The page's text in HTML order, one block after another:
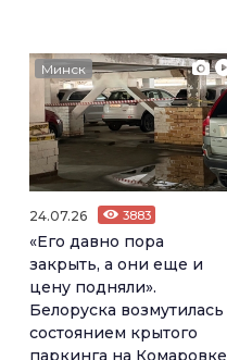
Минск
24.07.26 3883
«Его давно пора
закрыть, а они еще и
цену подняли».
Белоруска возмутилась
состоянием крытого
паркинга на Комаровке